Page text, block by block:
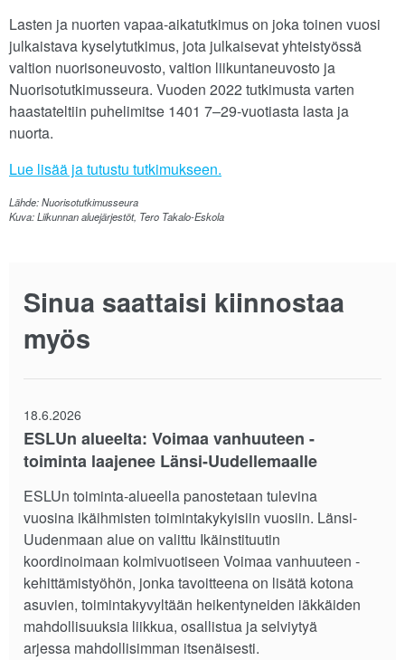
Lasten ja nuorten vapaa-aikatutkimus on joka toinen vuosi
julkaistava kyselytutkimus, jota julkaisevat yhteistyössä
valtion nuorisoneuvosto, valtion liikuntaneuvosto ja
Nuorisotutkimusseura. Vuoden 2022 tutkimusta varten
haastateltiin puhelimitse 1401 7–29-vuotiasta lasta ja
nuorta.
Lue lisää ja tutustu tutkimukseen.
Lähde: Nuorisotutkimusseura
Kuva: Liikunnan aluejärjestöt, Tero Takalo-Eskola
Sinua saattaisi kiinnostaa
myös
18.6.2026
ESLUn alueelta: Voimaa vanhuuteen -
toiminta laajenee Länsi-Uudellemaalle
ESLUn toiminta-alueella panostetaan tulevina
vuosina ikäihmisten toimintakykyisiin vuosiin. Länsi-
Uudenmaan alue on valittu Ikäinstituutin
koordinoimaan kolmivuotiseen Voimaa vanhuuteen -
kehittämistyöhön, jonka tavoitteena on lisätä kotona
asuvien, toimintakyvyltään heikentyneiden iäkkäiden
mahdollisuuksia liikkua, osallistua ja selviytyä
arjessa mahdollisimman itsenäisesti.